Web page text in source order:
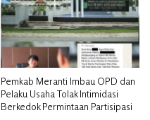
Pemkab Meranti Imbau OPD dan
Pelaku Usaha Tolak Intimidasi
Berkedok Permintaan Partisipasi